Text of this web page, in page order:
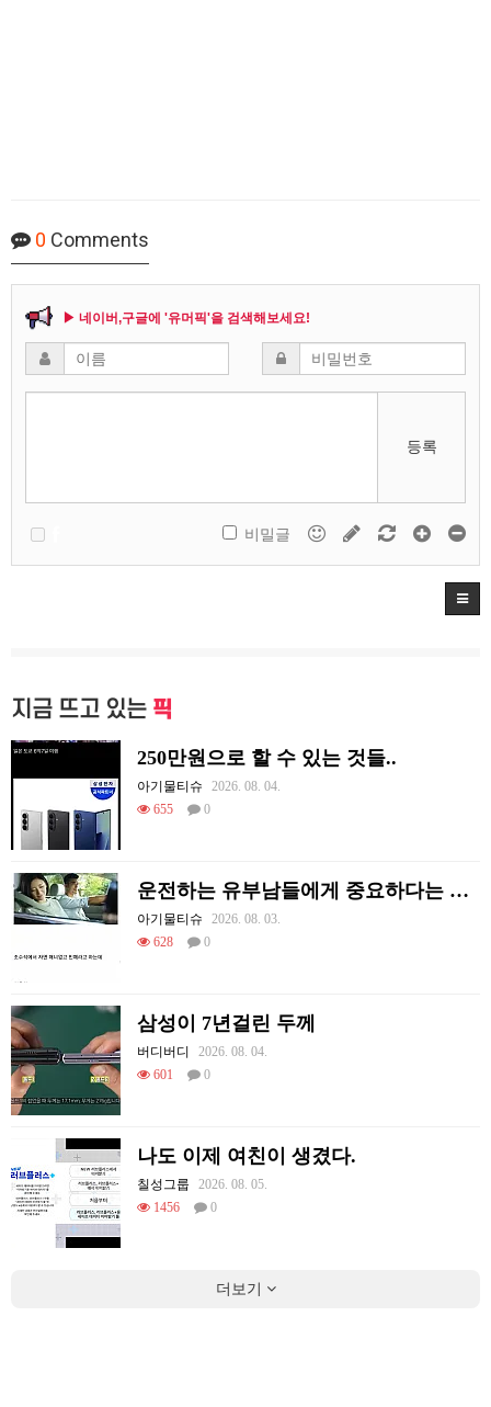
0 Comments
▶ 네이버,구글에 '유머픽'을 검색해보세요!
등록
비밀글
지금 뜨고 있는 픽
250만원으로 할 수 있는 것들..
아기물티슈
2026. 08. 04.
655
0
운전하는 유부남들에게 중요하다는 조수석 매너
아기물티슈
2026. 08. 03.
628
0
삼성이 7년걸린 두께
버디버디
2026. 08. 04.
601
0
나도 이제 여친이 생겼다.
칠성그룹
2026. 08. 05.
1456
0
더보기